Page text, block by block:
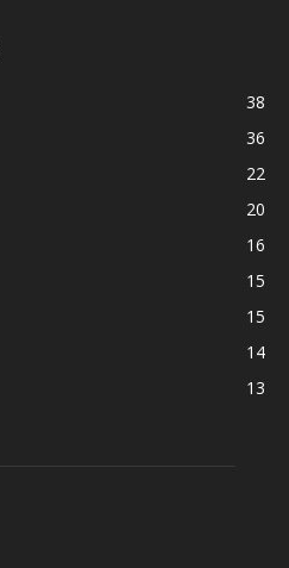
38
36
22
20
16
15
15
14
13